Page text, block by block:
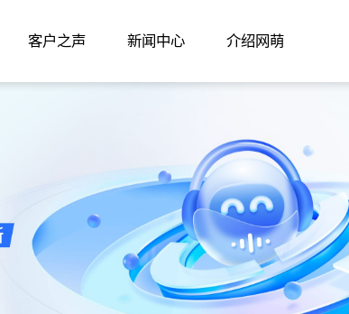
客户之声 新闻中心 介绍网萌